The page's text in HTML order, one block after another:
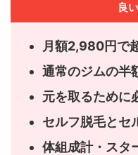
良
月額2,980円で
通常のジムの半
元を取るために
セルフ脱毛とセ
体組成計・スタ